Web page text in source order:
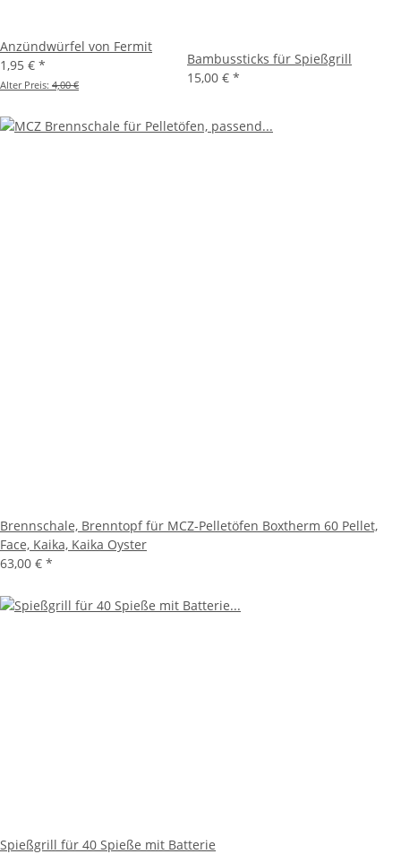
Anzündwürfel von Fermit
1,95 € *
Alter Preis: 4,00 €
Bambussticks für Spießgrill
15,00 € *
Brennschale, Brenntopf für MCZ-Pelletöfen Boxtherm 60 Pellet,
Face, Kaika, Kaika Oyster
63,00 € *
Spießgrill für 40 Spieße mit Batterie